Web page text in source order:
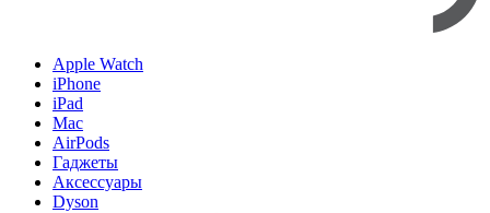
Apple Watch
iPhone
iPad
Mac
AirPods
Гаджеты
Аксессуары
Dyson